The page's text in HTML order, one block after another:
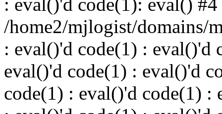
/home2/mjlogist/domains/
: eval()'d code(1) : eval()'d
eval()'d code(1) : eval()'d
code(1) : eval()'d code(1) :